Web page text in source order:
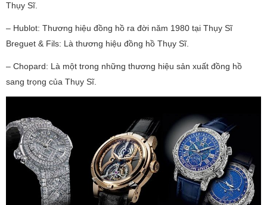
Thụy Sĩ.
– Hublot: Thương hiệu đồng hồ ra đời năm 1980 tại Thụy Sĩ
Breguet & Fils: Là thương hiệu đồng hồ Thụy Sĩ.
– Chopard: Là một trong những thương hiệu sản xuất đồng hồ
sang trọng của Thụy Sĩ.